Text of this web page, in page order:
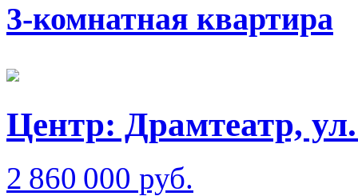
3-комнатная квартира
Центр: Драмтеатр,
2 860 000 руб.